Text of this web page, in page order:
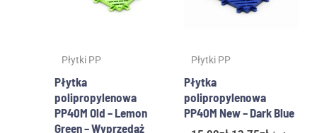
Płytki PP
Płytka
polipropylenowa
PP40M Old – Lemon
Green – Wyprzedaż
Płytki PP
Płytka
polipropylenowa
PP40M New – Dark Blue